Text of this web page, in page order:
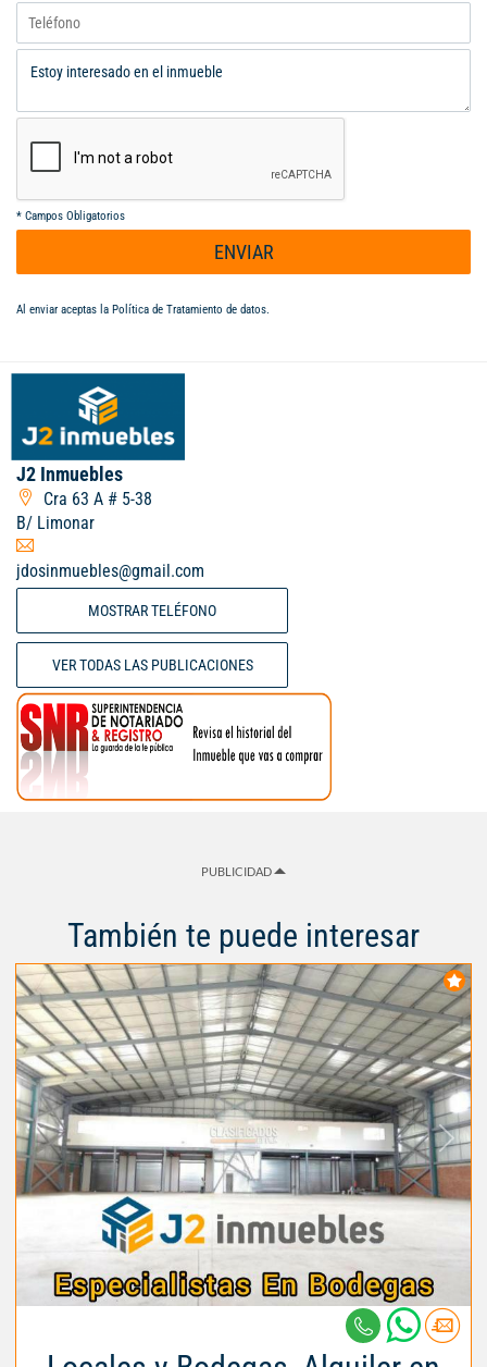
clientes (Ahorre Tiempo y Dinero)
* Campos Obligatorios
ENVIAR
Al enviar aceptas la Política de Tratamiento de datos.
J2 Inmuebles
Cra 63 A # 5-38
B/ Limonar
jdosinmuebles@gmail.com
MOSTRAR TELÉFONO
VER TODAS LAS PUBLICACIONES
PUBLICIDAD
También te puede interesar